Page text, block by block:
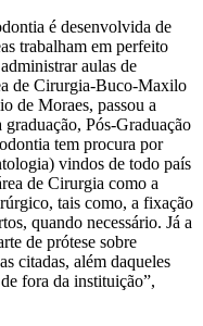
é desenvolvida de
trabalham em perfeito
aulas de
de Cirurgia-Buco-Maxilo
de Moraes, passou a
Pós-Graduação
tem procura por
vindos de todo país
de Cirurgia como a
tais como, a fixação
quando necessário. Já a
de prótese sobre
citadas, além daqueles
fora da instituição”,